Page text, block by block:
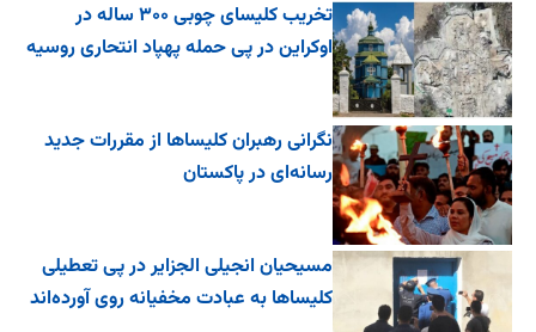
تخریب کلیسای چوبی ۳۰۰ ساله در
اوکراین در پی حمله پهپاد انتحاری روسیه
نگرانی رهبران کلیساها از مقررات جدید
رسانه‌ای در پاکستان
مسیحیان انجیلی الجزایر در پی تعطیلی
کلیساها به عبادت مخفیانه روی آورده‌اند